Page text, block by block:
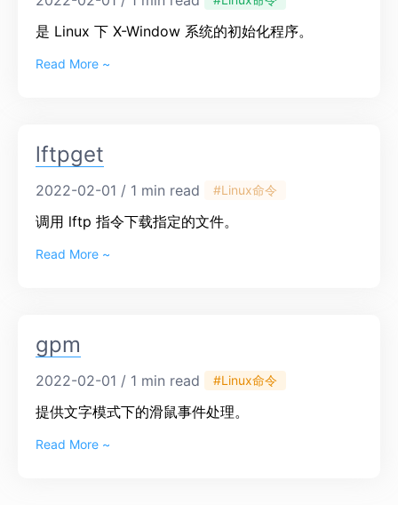
是 Linux 下 X-Window 系统的初始化程序。
Read More ~
lftpget
2022-02-01 / 1 min read #Linux命令
调用 lftp 指令下载指定的文件。
Read More ~
gpm
2022-02-01 / 1 min read #Linux命令
提供文字模式下的滑鼠事件处理。
Read More ~